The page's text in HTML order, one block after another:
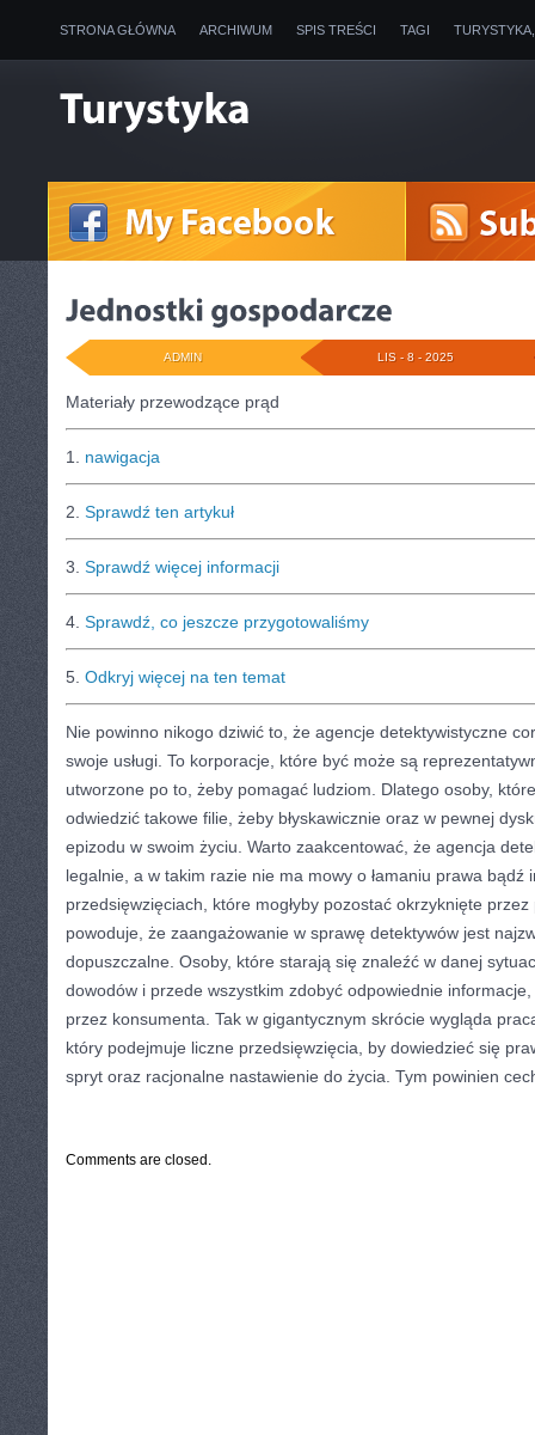
STRONA GŁÓWNA ARCHIWUM SPIS TREŚCI TAGI
LIS - 8 - 2025
ADMIN
Materiały przewodzące prąd
1. nawigacja
2. Sprawdź ten artykuł
3. Sprawdź więcej informacji
4. Sprawdź, co jeszcze przygotowaliśmy
5. Odkryj więcej na ten temat
Nie powinno nikogo dziwić to, że agencje detektywistyczne
swoje usługi. To korporacje, które być może są
utworzone po to, żeby pomagać ludziom. Dlatego osoby,
odwiedzić takowe filie, żeby błyskawicznie oraz w pewnej
epizodu w swoim życiu. Warto zaakcentować, że agencja
legalnie, a w takim razie nie ma mowy o łamaniu prawa bądź
przedsięwzięciach, które mogłyby pozostać okrzyknięte
powoduje, że zaangażowanie w sprawę detektywów jest
dopuszczalne. Osoby, które starają się znaleźć w danej
dowodów i przede wszystkim zdobyć odpowiednie informacje,
przez konsumenta. Tak w gigantycznym skrócie wygląda
który podejmuje liczne przedsięwzięcia, by dowiedzieć się
spryt oraz racjonalne nastawienie do życia. Tym powinien
Comments are closed.